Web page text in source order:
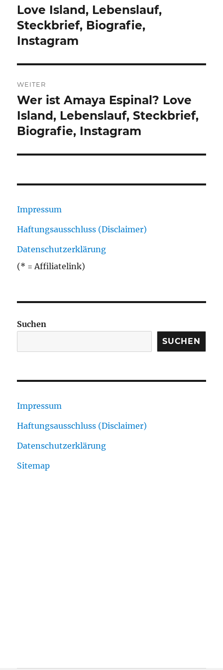
Beitrag:
Love Island, Lebenslauf,
Steckbrief, Biografie,
Instagram
WEITER
Nächster
Beitrag:
Wer ist Amaya Espinal? Love
Island, Lebenslauf, Steckbrief,
Biografie, Instagram
Impressum
Haftungsausschluss (Disclaimer)
Datenschutzerklärung
(* = Affiliatelink)
Suchen
SUCHEN
Impressum
Haftungsausschluss (Disclaimer)
Datenschutzerklärung
Sitemap